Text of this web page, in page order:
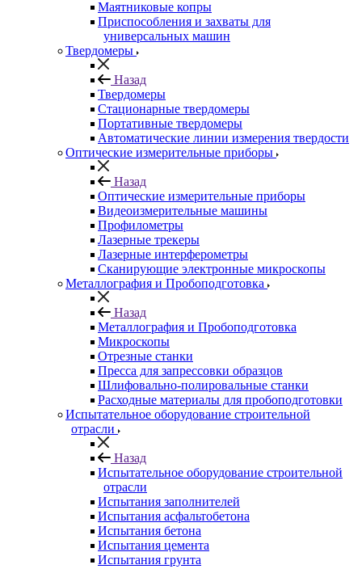
Маятниковые копры
Приспособления и захваты для
универсальных машин
Твердомеры
Назад
Твердомеры
Стационарные твердомеры
Портативные твердомеры
Автоматические линии измерения твердости
Оптические измерительные приборы
Назад
Оптические измерительные приборы
Видеоизмерительные машины
Профилометры
Лазерные трекеры
Лазерные интерферометры
Сканирующие электронные микроскопы
Металлография и Пробоподготовка
Назад
Металлография и Пробоподготовка
Микроскопы
Отрезные станки
Пресса для запрессовки образцов
Шлифовально-полировальные станки
Расходные материалы для пробоподготовки
Испытательное оборудование строительной
отрасли
Назад
Испытательное оборудование строительной
отрасли
Испытания заполнителей
Испытания асфальтобетона
Испытания бетона
Испытания цемента
Испытания грунта